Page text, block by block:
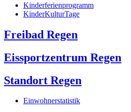
Kinderferienprogramm
KinderKulturTage
Freibad Regen
Eissportzentrum Regen
Standort Regen
Einwohnerstatistik